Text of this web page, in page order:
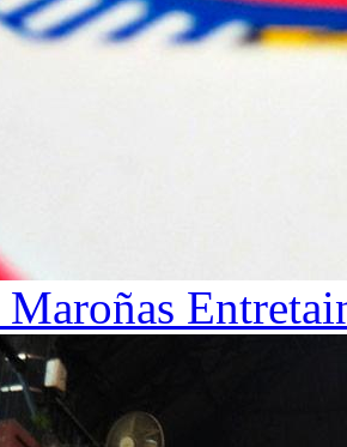
Maroñas